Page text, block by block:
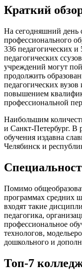
Краткий
На сегодняшний день
профессионального
336 педагогических
педагогических
учреждений могут
продолжить
педагогических
повышением
профессиональной
Наибольшим
и Санкт-Петербург. В
обучения издавна
Челябинск и
Помимо
программах средних
входят такие
педагогика,
профессиональное
технологов,
дошкольного и
Топ-7